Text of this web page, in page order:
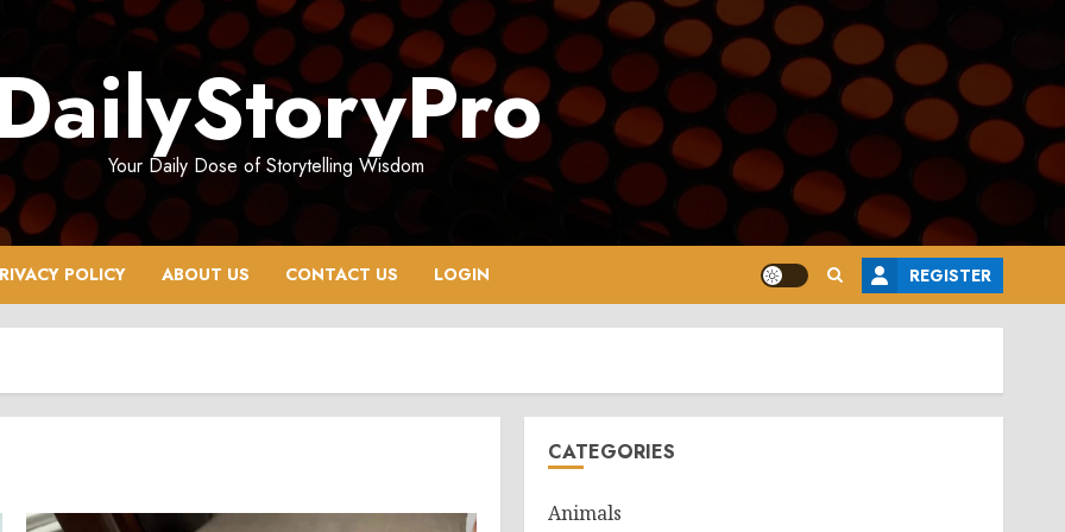
Your Daily Dose of Storytelling Wisdom
POLICY ABOUT US CONTACT US LOGIN REGISTER
CATEGORIES
Animals